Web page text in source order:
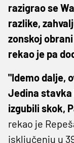
razigrao se
razlike,
zonskoj
rekao je pa
"Idemo dalje,
Jedina stavka
izgubili skok,
rekao je
isključenju u